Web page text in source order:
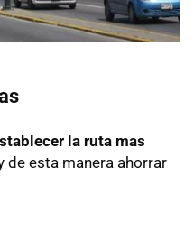
la ruta mas
de esta manera ahorrar